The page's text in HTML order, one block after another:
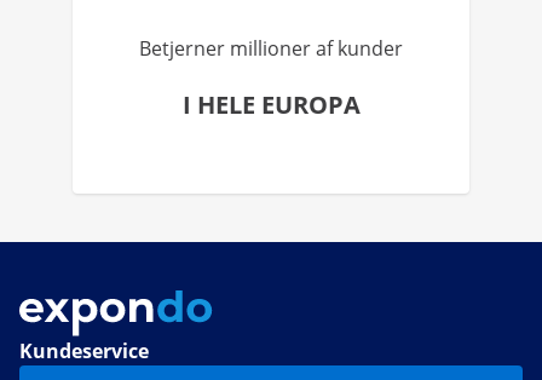
Betjerner millioner af kunder
I HELE EUROPA
Kundeservice